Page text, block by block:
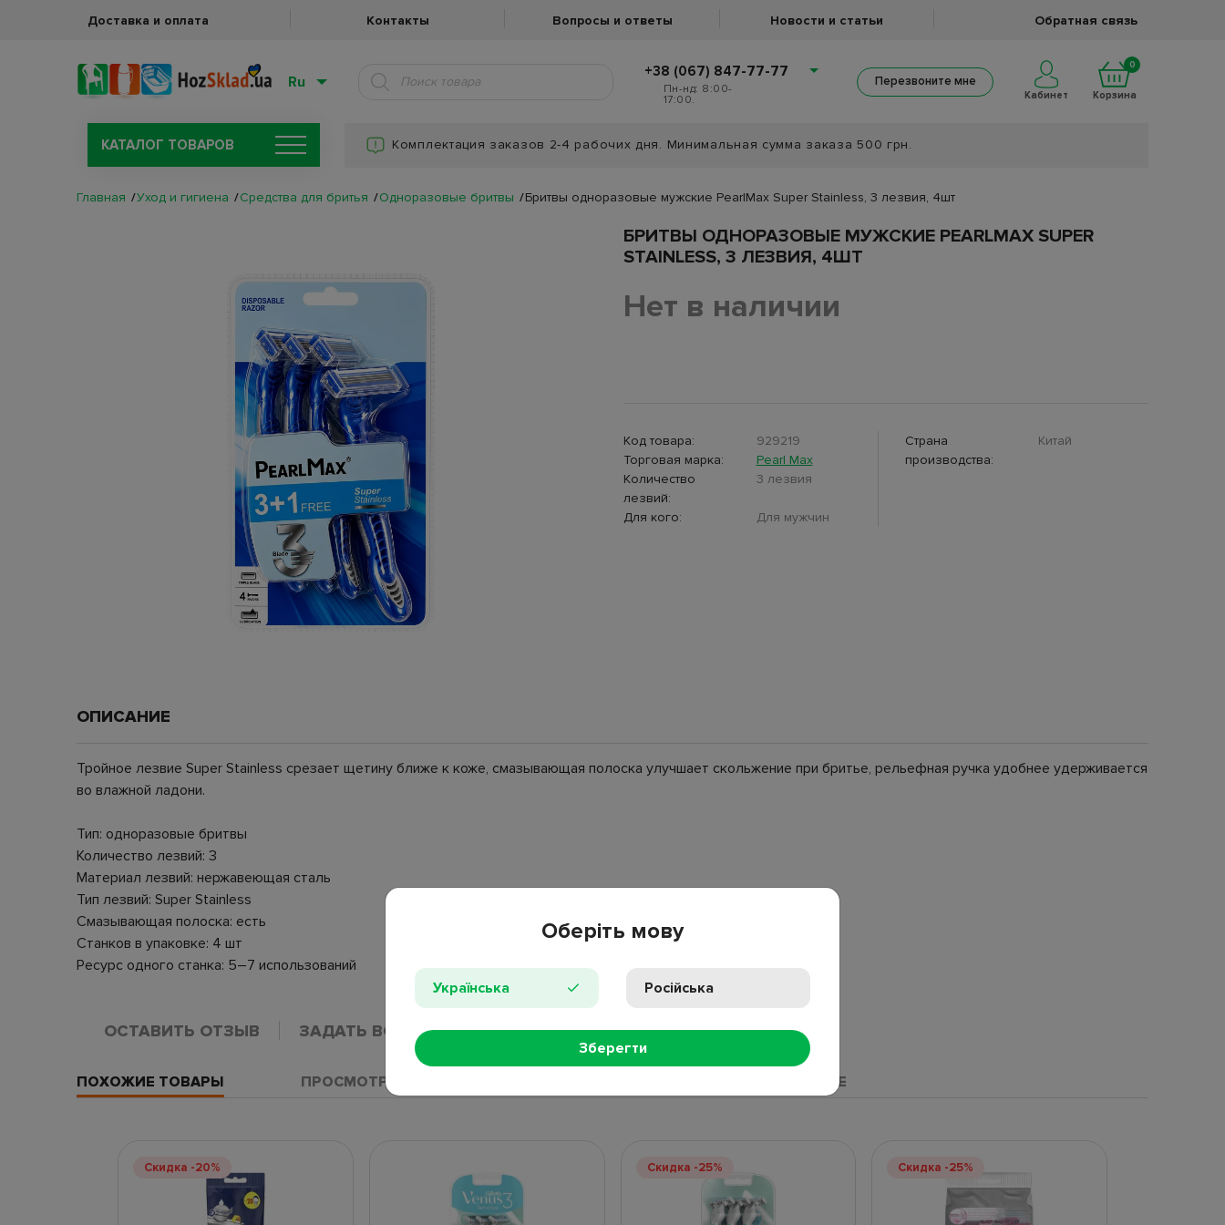
Доставка и оплата Контакты Вопросы и ответы Новости и статьи Обратная связь
Ru
+38 (067) 847-77-77
Пн-нд: 8:00-
17:00.
Перезвоните мне
Кабинет
0
Корзина
КАТАЛОГ ТОВАРОВ Комплектация заказов 2-4 рабочих дня. Минимальная сумма заказа 500 грн.
Главная Уход и гигиена Средства для бритья Одноразовые бритвы Бритвы одноразовые мужские PearlMax Super Stainless, 3 лезвия, 4шт
БРИТВЫ ОДНОРАЗОВЫЕ МУЖСКИЕ PEARLMAX SUPER
STAINLESS, 3 ЛЕЗВИЯ, 4ШТ
Нет в наличии
Код товара:
929219
Торговая марка:
Pearl Max
Количество
лезвий:
3 лезвия
Для кого: Для мужчин
Страна
производства:
Китай
ОПИСАНИЕ
Тройное лезвие Super Stainless срезает щетину ближе к коже, смазывающая полоска улучшает скольжение при бритье, рельефная ручка удобнее удерживается
во влажной ладони.
Тип: одноразовые бритвы
Количество лезвий: 3
Материал лезвий: нержавеющая сталь
Тип лезвий: Super Stainless
Смазывающая полоска: есть
Станков в упаковке: 4 шт
Ресурс одного станка: 5–7 использований
ОСТАВИТЬ ОТЗЫВ ЗАДАТЬ ВОПРОС
ПОХОЖИЕ ТОВАРЫ ПРОСМОТРЕННЫЕ ТОВАРЫ ПОПУЛЯРНЫЕ
Скидка -20% Скидка -25% Скидка -25%
Оберіть мову
Українська Російська
Зберегти